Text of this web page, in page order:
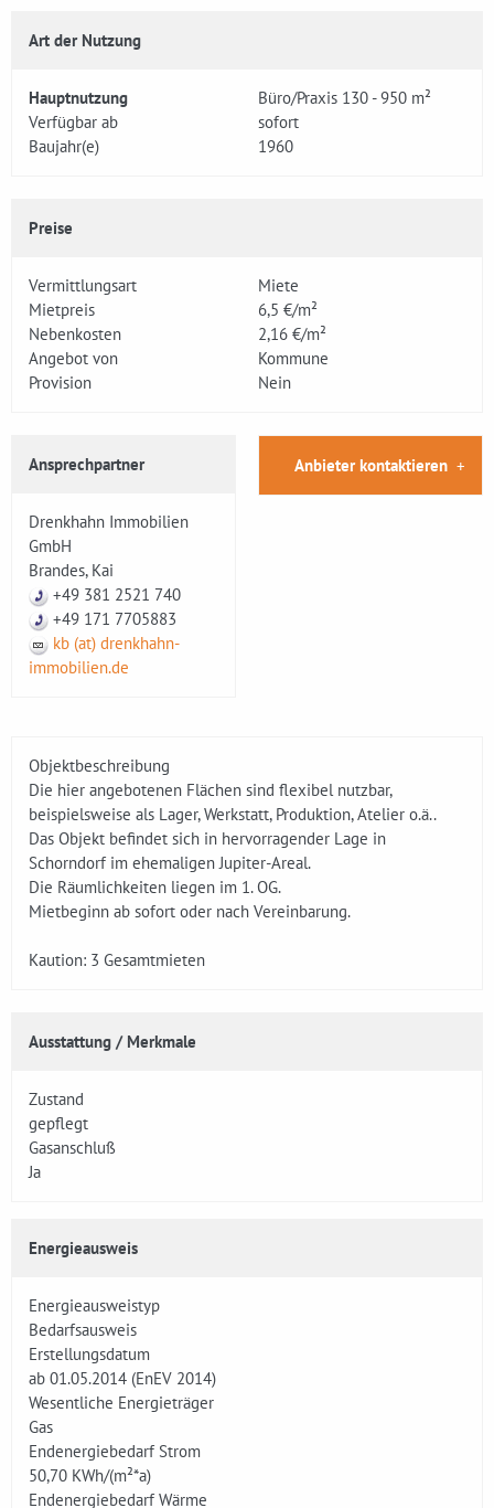
Art der Nutzung
Hauptnutzung
Büro/Praxis 130 - 950 m²
Verfügbar ab
sofort
Baujahr(e)
1960
Preise
Vermittlungsart
Miete
Mietpreis
6,5 €/m²
Nebenkosten
2,16 €/m²
Angebot von
Kommune
Provision
Nein
Ansprechpartner
Drenkhahn Immobilien
GmbH
Brandes, Kai
+49 381 2521 740
+49 171 7705883
kb (at) drenkhahn-
immobilien.de
Anbieter kontaktieren
Objektbeschreibung
Die hier angebotenen Flächen sind flexibel nutzbar,
beispielsweise als Lager, Werkstatt, Produktion, Atelier o.ä..
Das Objekt befindet sich in hervorragender Lage in
Schorndorf im ehemaligen Jupiter-Areal.
Die Räumlichkeiten liegen im 1. OG.
Mietbeginn ab sofort oder nach Vereinbarung.
Kaution: 3 Gesamtmieten
Ausstattung / Merkmale
Zustand
gepflegt
Gasanschluß
Ja
Energieausweis
Energieausweistyp
Bedarfsausweis
Erstellungsdatum
ab 01.05.2014 (EnEV 2014)
Wesentliche Energieträger
Gas
Endenergiebedarf Strom
50,70 KWh/(m²*a)
Endenergiebedarf Wärme